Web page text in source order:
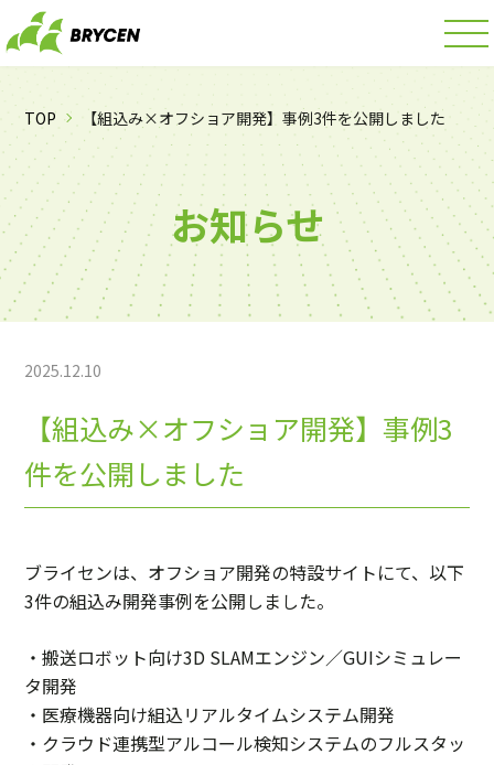
TOP 【組込み×オフショア開発】事例3件を公開しました
お知らせ
2025.12.10
【組込み×オフショア開発】事例3
件を公開しました
ブライセンは、オフショア開発の特設サイトにて、以下
3件の組込み開発事例を公開しました。
・搬送ロボット向け3D SLAMエンジン／GUIシミュレー
タ開発
・医療機器向け組込リアルタイムシステム開発
・クラウド連携型アルコール検知システムのフルスタッ